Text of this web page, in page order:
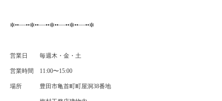
✼••┈┈••✼••┈┈••✼••┈┈••✼••┈┈••✼
営業日 毎週木・金・土
営業時間 11:00〜15:00
場所 豊田市亀首町町屋洞38番地